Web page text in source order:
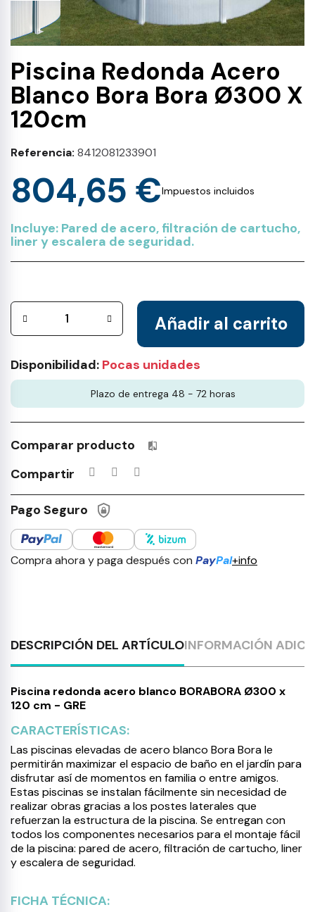
Piscina Redonda Acero
Blanco Bora Bora Ø300 X
120cm
Referencia 8412081233901
804,65 €Impuestos incluidos
Incluye: Pared de acero, filtración de cartucho,
liner y escalera de seguridad.
Añadir al carrito
Disponibilidad: Pocas unidades
Plazo de entrega 48 - 72 horas
Comparar producto Productos incluidos en tu lista
Compartir
Pago Seguro
Compra ahora y paga después con PayPal+info
DESCRIPCIÓN DEL ARTÍCULOINFORMACIÓN
Piscina redonda acero blanco BORABORA Ø300 x
120 cm - GRE
CARACTERÍSTICAS:
Las piscinas elevadas de acero blanco Bora Bora le
permitirán maximizar el espacio de baño en el jardín para
disfrutar así de momentos en familia o entre amigos.
Estas piscinas se instalan fácilmente sin necesidad de
realizar obras gracias a los postes laterales que
refuerzan la estructura de la piscina. Se entregan con
todos los componentes necesarios para el montaje fácil
de la piscina: pared de acero, filtración de cartucho, liner
y escalera de seguridad.
FICHA TÉCNICA: